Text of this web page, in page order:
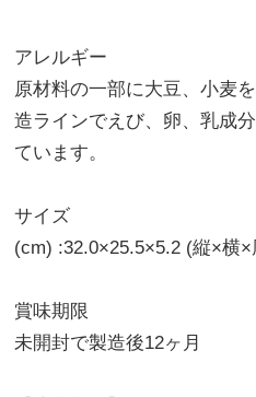
アレルギー
原材料の一部に大豆、小麦
造ラインでえび、卵、乳成
ています。
サイズ
(cm) :32.0×25.5×5.2 (縦×横×
賞味期限
未開封で製造後12ヶ月